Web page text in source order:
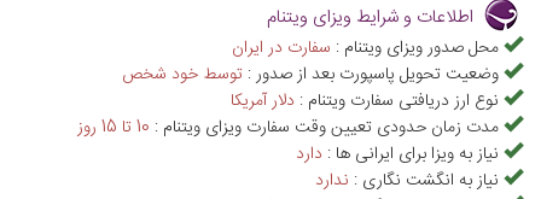
اطلاعات و شرایط ویزای ویتنام
محل صدور ویزای ویتنام : سفارت در ایران
وضعیت تحویل پاسپورت بعد از صدور : توسط خود شخص
نوع ارز دریافتی سفارت ویتنام : دلار آمريکا
مدت زمان حدودی تعیین وقت سفارت ویزای ویتنام : 10 تا 15 روز
نیاز به ویزا برای ایرانی ها : دارد
نیاز به انگشت نگاری : ندارد